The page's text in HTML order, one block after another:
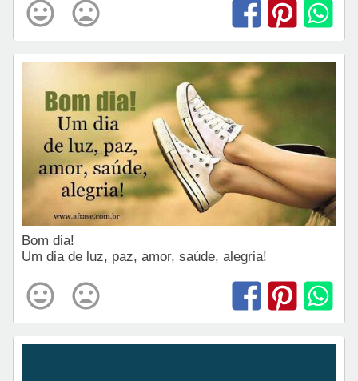
Bom dia!
Um dia de luz, paz, amor, saúde, alegria!